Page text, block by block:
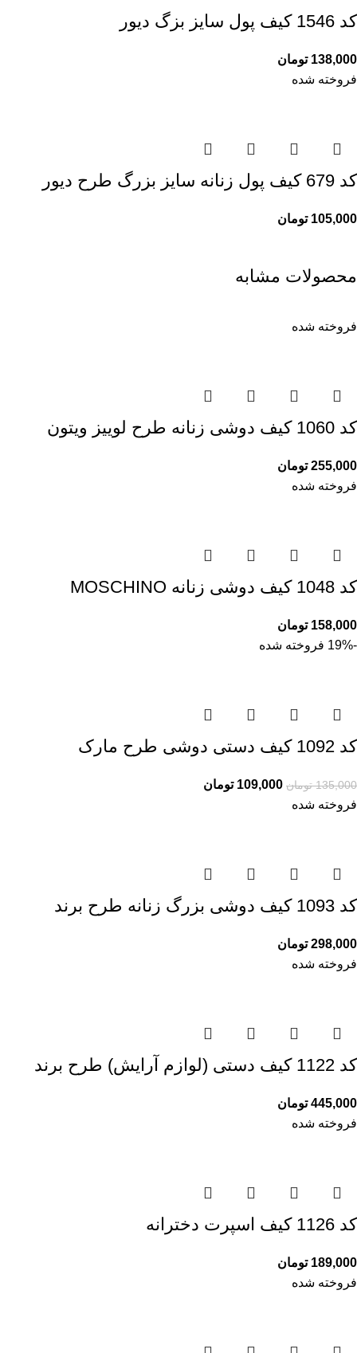
کد 1546 کیف پول سایز بزگ دیور
138,000 تومان
فروخته شده
کد 679 کیف پول زنانه سایز بزرگ طرح دیور
105,000 تومان
محصولات مشابه
فروخته شده
کد 1060 کیف دوشی زنانه طرح لوییز ویتون
255,000 تومان
فروخته شده
کد 1048 کیف دوشی زنانه MOSCHINO
158,000 تومان
-19%
فروخته شده
کد 1092 کیف دستی دوشی طرح مارک
135,000 تومان 109,000 تومان
فروخته شده
کد 1093 کیف دوشی بزرگ زنانه طرح برند
298,000 تومان
فروخته شده
کد 1122 کیف دستی (لوازم آرایش) طرح برند
445,000 تومان
فروخته شده
کد 1126 کیف اسپرت دخترانه
189,000 تومان
فروخته شده